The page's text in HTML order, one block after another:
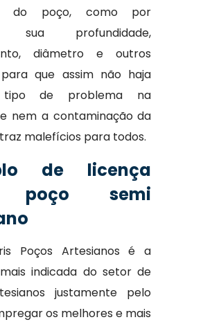
do poço, como por
sua profundidade,
diâmetro e outros
que assim não haja
tipo de problema na
nem a contaminação da
malefícios para todos.
de licença
poço semi
Poços Artesianos é a
indicada do setor de
justamente pelo
os melhores e mais